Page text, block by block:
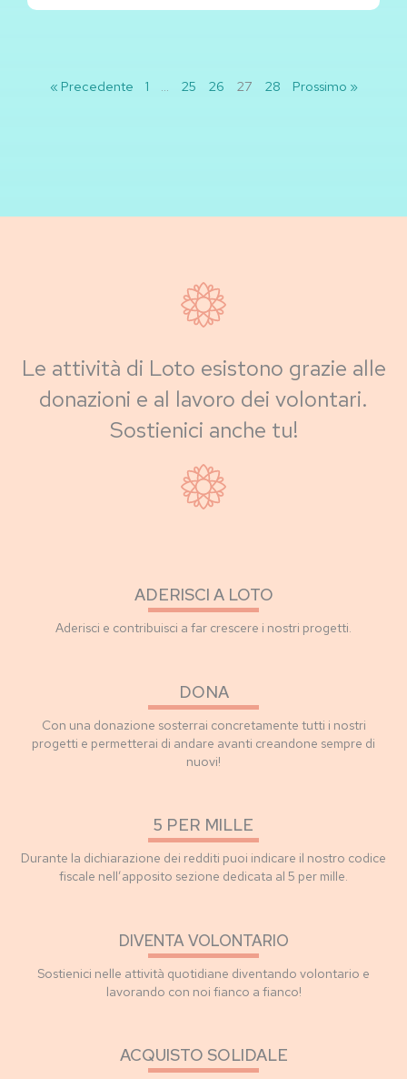
« Precedente 1 … 25 26 27 28 Prossimo »
Le attività di Loto esistono grazie alle
donazioni e al lavoro dei volontari.
Sostienici anche tu!
ADERISCI A LOTO
Aderisci e contribuisci a far crescere i nostri progetti.
DONA
Con una donazione sosterrai concretamente tutti i nostri
progetti e permetterai di andare avanti creandone sempre di
nuovi!
5 PER MILLE
Durante la dichiarazione dei redditi puoi indicare il nostro codice
fiscale nell’apposito sezione dedicata al 5 per mille.
DIVENTA VOLONTARIO
Sostienici nelle attività quotidiane diventando volontario e
lavorando con noi fianco a fianco!
ACQUISTO SOLIDALE